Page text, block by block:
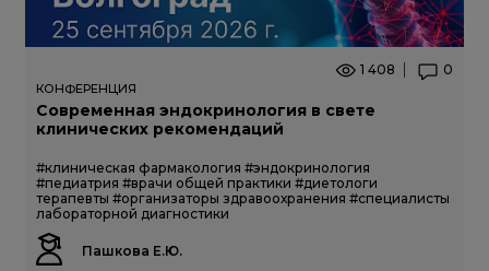
1 408 0
КОНФЕРЕНЦИЯ
Современная эндокринология в свете
клинических рекомендаций
#клиническая фармакология #эндокринология
#педиатрия #врачи общей практики #диетологи
терапевты #организаторы здравоохранения #специалисты
лабораторной диагностики
Пашкова Е.Ю.